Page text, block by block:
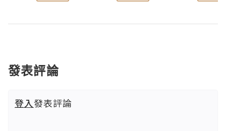
發表評論
登入發表評論